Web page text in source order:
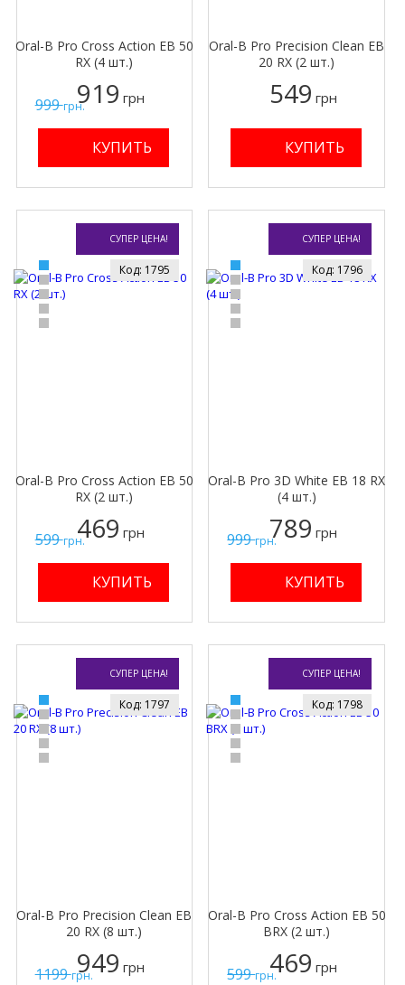
999грн.
Oral-B Pro Cross Action EB 50
RX (4 шт.)
919 грн
Oral-B Pro Precision Clean EB
20 RX (2 шт.)
549 грн
СУПЕР ЦЕНА!
599грн.
Oral-B Pro Cross Action EB 50
RX (2 шт.)
Код: 1795
469 грн
СУПЕР ЦЕНА!
999грн.
Oral-B Pro 3D White EB 18 RX
(4 шт.)
Код: 1796
789 грн
СУПЕР ЦЕНА!
1199грн.
Oral-B Pro Precision Clean EB
20 RX (8 шт.)
Код: 1797
949 грн
СУПЕР ЦЕНА!
599грн.
Oral-B Pro Cross Action EB 50
BRX (2 шт.)
Код: 1798
469 грн